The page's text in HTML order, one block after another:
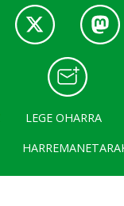
LEGE OHARRA